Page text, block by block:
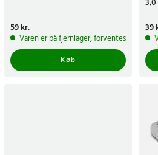
Pris:59 kr.
59 kr.
Varen er på fjernlager, forventes at blive
Køb
39